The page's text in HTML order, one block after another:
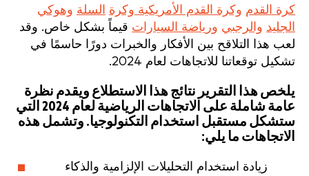
كرة القدم وكرة القدم الأمريكية وكرة السلة وهوكي
الجليد والرجبي ورياضة السيارات قيماً بشكل خاص. وقد
لعب هذا التلاقح بين الأفكار والخبرات دورًا حاسمًا في
تشكيل توقعاتنا للاتجاهات لعام 2024.
يلخص هذا التقرير نتائج هذا الاستطلاع ويقدم نظرة
عامة شاملة على الاتجاهات الرياضية لعام 2024 التي
ستشكل مستقبل استخدام التكنولوجيا. وتشمل هذه
الاتجاهات ما يلي:
زيادة استخدام التحليلات الإلزامية والذكاء